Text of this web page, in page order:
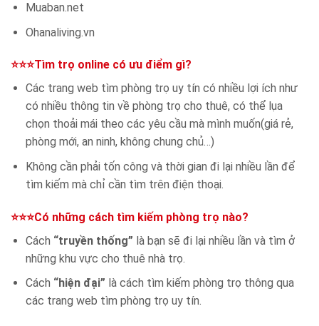
Muaban.net
Ohanaliving.vn
⭐⭐⭐Tìm trọ online có ưu điểm gì?
Các trang web tìm phòng trọ uy tín có nhiều lợi ích như
có nhiều thông tin về phòng trọ cho thuê, có thể lụa
chọn thoải mái theo các yêu cầu mà mình muốn(giá rẻ,
phòng mới, an ninh, không chung chủ…)
Không cần phải tốn công và thời gian đi lại nhiều lần để
tìm kiếm mà chỉ cần tìm trên điện thoại.
⭐⭐⭐Có những cách tìm kiếm phòng trọ nào?
Cách “truyền thống” là bạn sẽ đi lại nhiều lần và tìm ở
những khu vực cho thuê nhà trọ.
Cách “hiện đại” là cách tìm kiếm phòng trọ thông qua
các trang web tìm phòng trọ uy tín.